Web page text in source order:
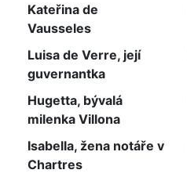
Kateřina de
Vausseles
Luisa de Verre, její
guvernantka
Hugetta, bývalá
milenka Villona
Isabella, žena notáře v
Chartres